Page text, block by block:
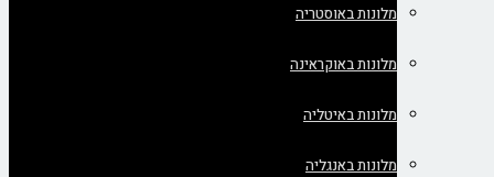
מלונות באוסטריה
מלונות באוקראינה
מלונות באיטליה
מלונות באנגליה